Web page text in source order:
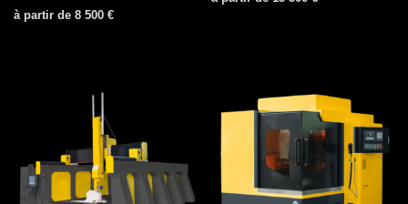
à partir de 8 500 €